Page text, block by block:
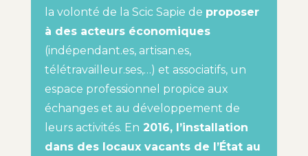
la volonté de la Scic Sapie de proposer
à des acteurs économiques
(indépendant.es, artisan.es,
télétravailleur.ses,…) et associatifs, un
espace professionnel propice aux
échanges et au développement de
leurs activités. En 2016, l’installation
dans des locaux vacants de l’État au